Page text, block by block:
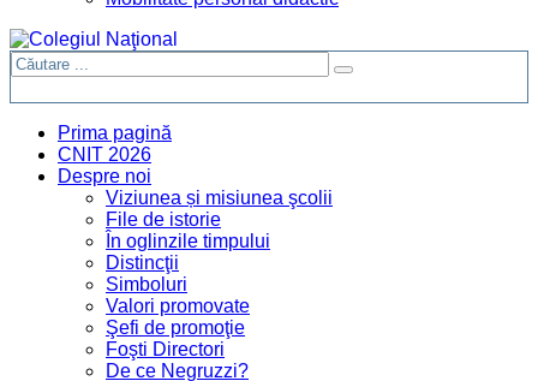
Prima pagină
CNIT 2026
Despre noi
Viziunea și misiunea şcolii
File de istorie
În oglinzile timpului
Distincţii
Simboluri
Valori promovate
Şefi de promoţie
Foşti Directori
De ce Negruzzi?